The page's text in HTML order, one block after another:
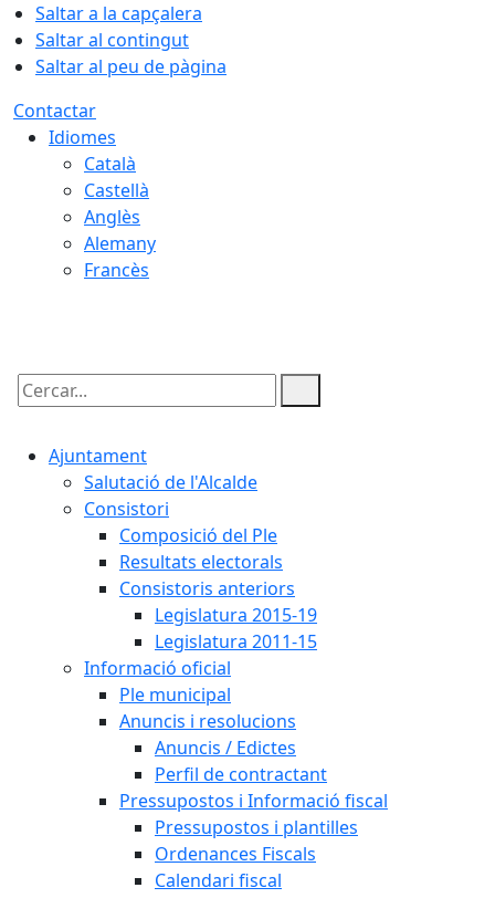
Saltar a la capçalera
Saltar al contingut
Saltar al peu de pàgina
Contactar
Idiomes
Català
Castellà
Anglès
Alemany
Francès
Cercar:
Ajuntament
Salutació de l'Alcalde
Consistori
Composició del Ple
Resultats electorals
Consistoris anteriors
Legislatura 2015-19
Legislatura 2011-15
Informació oficial
Ple municipal
Anuncis i resolucions
Anuncis / Edictes
Perfil de contractant
Pressupostos i Informació fiscal
Pressupostos i plantilles
Ordenances Fiscals
Calendari fiscal